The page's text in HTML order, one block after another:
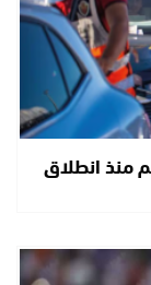
العالم منذ انطلاق